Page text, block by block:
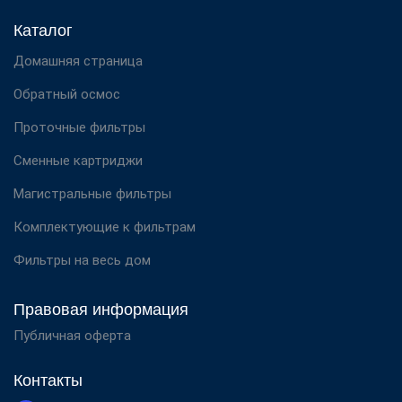
Каталог
Домашняя страница
Обратный осмос
Проточные фильтры
Сменные картриджи
Магистральные фильтры
Комплектующие к фильтрам
Фильтры на весь дом
Правовая информация
Публичная оферта
Контакты